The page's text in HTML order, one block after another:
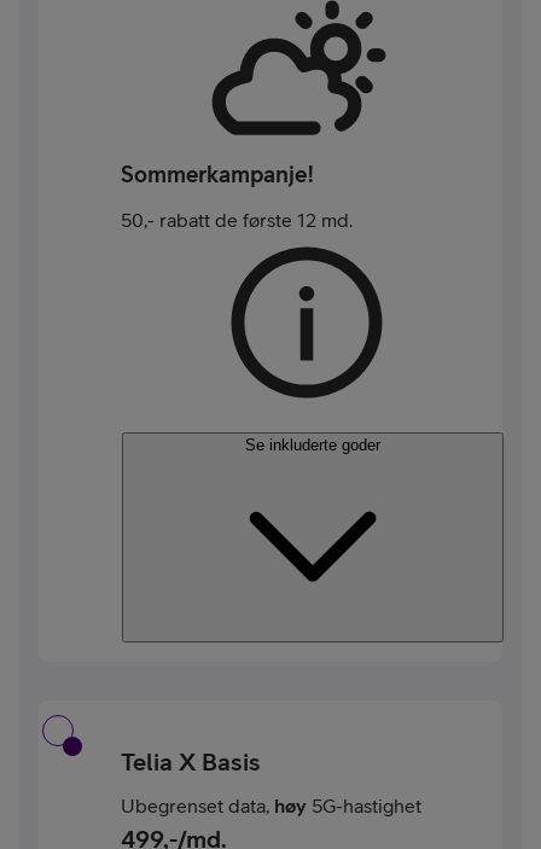
Sommerkampanje!
50,- rabatt de første 12 md.
Se inkluderte goder
Telia X Basis
Ubegrenset data, høy 5G-hastighet
499,-/md.